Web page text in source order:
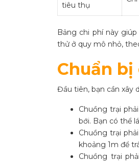
tiêu thụ
Bảng chi phí này
thử ở quy mô nhỏ,
Chuẩn
Đầu tiên, bạn cần xây
Chuồng trại
bới. Bạn có thể
Chuồng trại
khoảng 1m để
Chuồng trại